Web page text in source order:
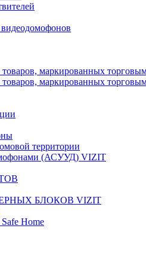
маркированных
маркированных
территории
(АСУУД) VIZIT
БЛОКОВ VIZIT
Home